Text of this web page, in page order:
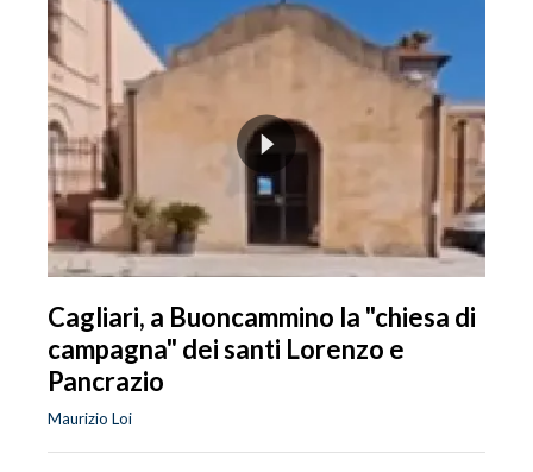
Cagliari, a Buoncammino la "chiesa di
campagna" dei santi Lorenzo e
Pancrazio
Maurizio Loi